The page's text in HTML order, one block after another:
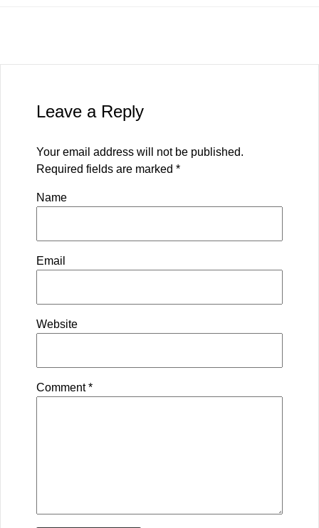
Leave a Reply
Your email address will not be published.
Required fields are marked *
Name
Email
Website
Comment*